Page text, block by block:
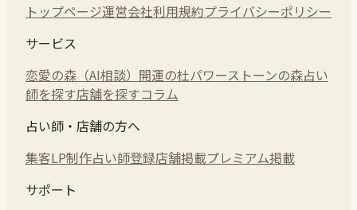
トップページ運営会社利用規約プライバシーポリシー
サービス
恋愛の森（AI相談） 開運の杜パワーストーンの森占い
師を探す店舗を探すコラム
占い師・店舗の方へ
集客LP制作占い師登録店舗掲載プレミアム掲載
サポート